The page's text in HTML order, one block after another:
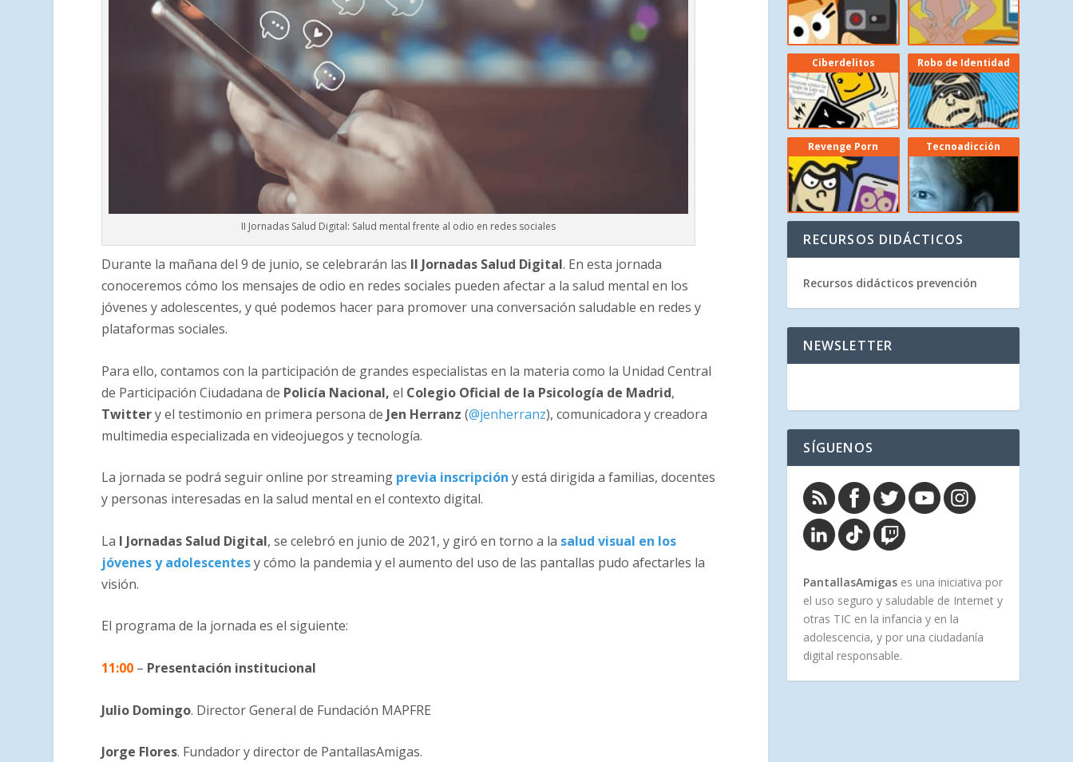
II Jornadas Salud Digital: Salud mental frente al odio en redes sociales
Durante la mañana del 9 de junio, se celebrarán las II Jornadas Salud Digital. En esta jornada
conoceremos cómo los mensajes de odio en redes sociales pueden afectar a la salud mental en los
jóvenes y adolescentes, y qué podemos hacer para promover una conversación saludable en redes y
plataformas sociales.
Para ello, contamos con la participación de grandes especialistas en la materia como la Unidad Central
de Participación Ciudadana de Policía Nacional, el Colegio Oficial de la Psicología de Madrid,
Twittery el testimonio en primera persona de Jen Herranz (@jenherranz), comunicadora y creadora
multimedia especializada en videojuegos y tecnología.
La jornada se podrá seguir online por streaming previa inscripción y está dirigida a familias, docentes
y personas interesadas en la salud mental en el contexto digital.
La I Jornadas Salud Digital, se celebró en junio de 2021, y giró en torno a la salud visual en los
jóvenes y adolescentesy cómo la pandemia y el aumento del uso de las pantallas pudo afectarles la
visión.
El programa de la jornada es el siguiente:
11:00 – Presentación institucional
Julio Domingo. Director General de Fundación MAPFRE
Jorge Flores. Fundador y director de PantallasAmigas.
Ciberdelitos Robo de Identidad
Revenge Porn Tecnoadicción
RECURSOS DIDÁCTICOS
Recursos didácticos prevención
NEWSLETTER
SÍGUENOS
PantallasAmigas es una iniciativa por
el uso seguro y saludable de Internet y
otras TIC en la infancia y en la
adolescencia, y por una ciudadanía
digital responsable.